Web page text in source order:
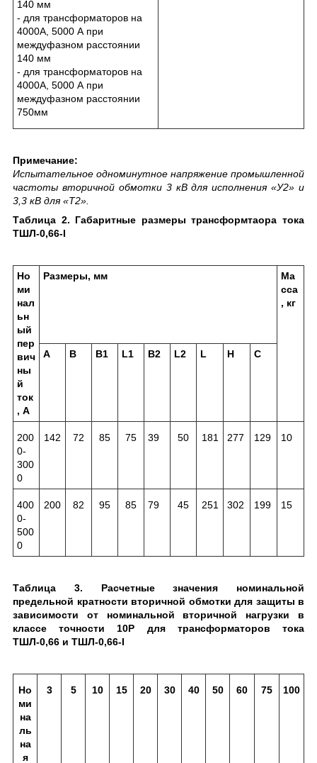
140 мм
- для трансформаторов на
4000А, 5000 А при
междуфазном расстоянии
140 мм
- для трансформаторов на
4000А, 5000 А при
междуфазном расстоянии
750мм
Примечание:
Испытательное одноминутное напряжение промышленной
частоты вторичной обмотки 3 кВ для исполнения «У2» и
3,3 кВ для «Т2».
Таблица 2. Габаритные размеры трансформтаора тока
ТШЛ-0,66-I
Но
ми
нал
ьн
ый
пер
вич
ны
й
ток
, А
Размеры, мм
Ма
сса
, кг
A B B1 L1 B2 L2 L H C
200
0-
300
0
142 72 85 75 39 50 181 277 129 10
400
0-
500
0
200 82 95 85 79 45 251 302 199 15
Таблица 3. Расчетные значения номинальной
предельной кратности вторичной обмотки для защиты в
зависимости от номинальной вторичной нагрузки в
классе точности 10Р для трансформаторов тока
ТШЛ-0,66 и ТШЛ-0,66-I
Но
ми
на
ль
на
я
3 5 10 15 20 30 40 50 60 75 100